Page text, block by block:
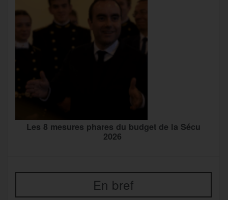
Les 8 mesures phares du budget de la Sécu
2026
En bref